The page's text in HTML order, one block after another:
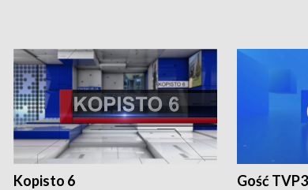
Kopisto 6 Gość